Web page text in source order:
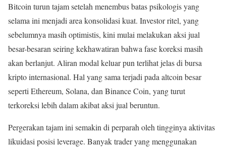
Bitcoin turun tajam setelah menembus batas psikologis yang
selama ini menjadi area konsolidasi kuat. Investor ritel, yang
sebelumnya masih optimistis, kini mulai melakukan aksi jual
besar-besaran seiring kekhawatiran bahwa fase koreksi masih
akan berlanjut. Aliran modal keluar pun terlihat jelas di bursa
kripto internasional. Hal yang sama terjadi pada altcoin besar
seperti Ethereum, Solana, dan Binance Coin, yang turut
terkoreksi lebih dalam akibat aksi jual beruntun.
Pergerakan tajam ini semakin di perparah oleh tingginya aktivitas
likuidasi posisi leverage. Banyak trader yang menggunakan